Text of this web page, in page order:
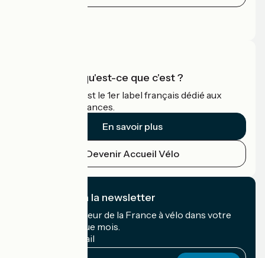
Accueil Vélo qu'est-ce que c'est ?
Accueil Vélo c'est le 1er label français dédié aux
cyclistes en vacances.
En savoir plus
Devenir Accueil Vélo
Je m'abonne à la newsletter
Recevez le meilleur de la France à vélo dans votre
boîte mail chaque mois.
Mon adresse mail